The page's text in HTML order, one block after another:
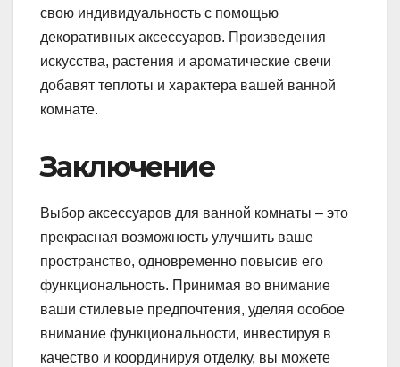
свою индивидуальность с помощью
декоративных аксессуаров. Произведения
искусства, растения и ароматические свечи
добавят теплоты и характера вашей ванной
комнате.
Заключение
Выбор аксессуаров для ванной комнаты – это
прекрасная возможность улучшить ваше
пространство, одновременно повысив его
функциональность. Принимая во внимание
ваши стилевые предпочтения, уделяя особое
внимание функциональности, инвестируя в
качество и координируя отделку, вы можете